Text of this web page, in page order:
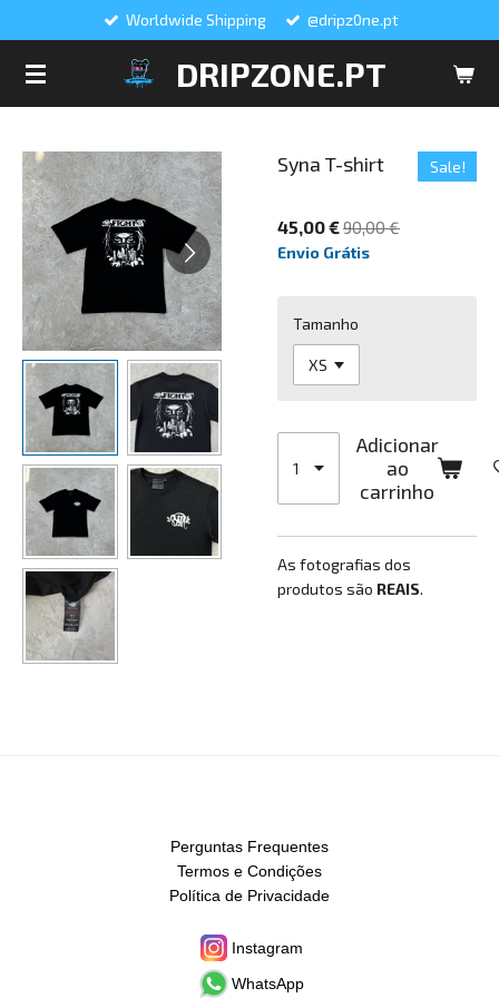
DRIPZONE.PT
Worldwide Shipping @dripz0ne.pt
Syna T-shirt Sale!
45,00 €90,00 €
Envio Grátis
Tamanho
Adicionar
ao
carrinho
As fotografias dos
produtos são REAIS.
Perguntas Frequentes
Termos e Condições
Política de Privacidade
Instagram
WhatsApp